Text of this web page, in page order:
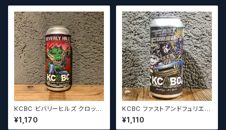
KCBC ビバリーヒルズ クロック
/ KCBC Beverly Hills Croc
【クラフトビール】
¥1,170
KCBC ファストアンドフュリエス
ト KCBC The Fast & The F
urriest【クラフトビール】
¥1,110